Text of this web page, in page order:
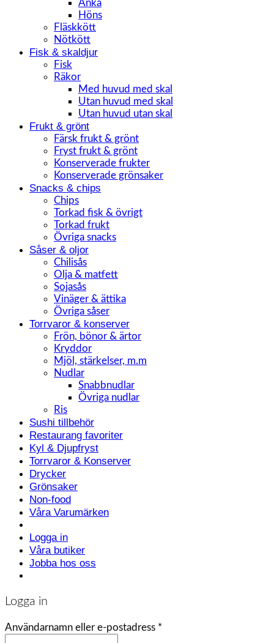
Anka
Höns
Fläskkött
Nötkött
Fisk & skaldjur
Fisk
Räkor
Med huvud med skal
Utan huvud med skal
Utan huvud utan skal
Frukt & grönt
Färsk frukt & grönt
Fryst frukt & grönt
Konserverade frukter
Konserverade grönsaker
Snacks & chips
Chips
Torkad fisk & övrigt
Torkad frukt
Övriga snacks
Såser & oljor
Chilisås
Olja & matfett
Sojasås
Vinäger & ättika
Övriga såser
Torrvaror & konserver
Frön, bönor & ärtor
Kryddor
Mjöl, stärkelser, m.m
Nudlar
Snabbnudlar
Övriga nudlar
Ris
Sushi tillbehör
Restaurang favoriter
Kyl & Djupfryst
Torrvaror & Konserver
Drycker
Grönsaker
Non-food
Våra Varumärken
Logga in
Våra butiker
Jobba hos oss
Logga in
Användarnamn eller e-postadress *